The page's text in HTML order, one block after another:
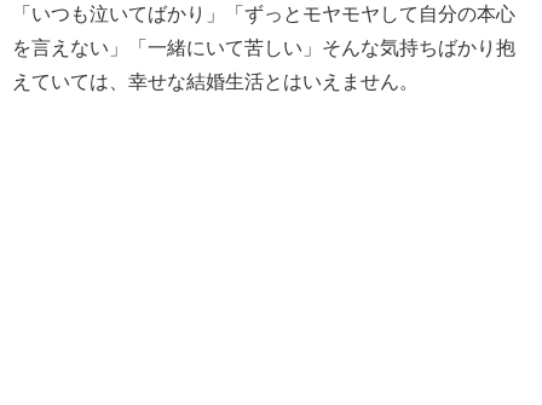
「いつも泣いてばかり」「ずっとモヤモヤして自分の本心
を言えない」「一緒にいて苦しい」そんな気持ちばかり抱
えていては、幸せな結婚生活とはいえません。